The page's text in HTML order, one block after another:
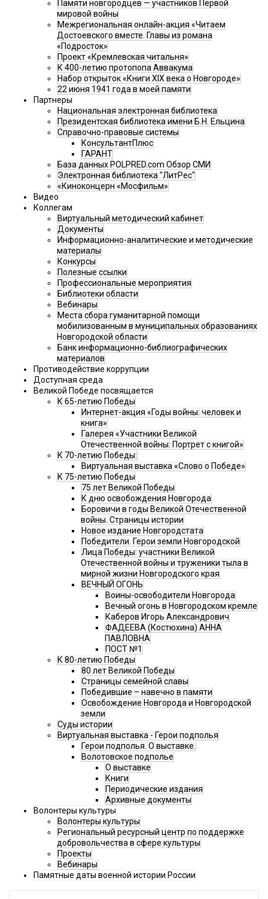
Памяти новгородцев — участников Первой
мировой войны
Межрегиональная онлайн-акция «Читаем
Достоевского вместе. Главы из романа
«Подросток»
Проект «Кремлевская читальня»
К 400-летию протопопа Аввакума
Набор открыток «Книги XIX века о Новгороде»
22 июня 1941 года в моей памяти
Партнеры
Национальная электронная библиотека
Президентская библиотека имени Б.Н. Ельцина
Справочно-правовые системы
КонсультантПлюс
ГАРАНТ
База данных POLPRED.com Обзор СМИ
Электронная библиотека "ЛитРес"
«Киноконцерн «Мосфильм»
Видео
Коллегам
Виртуальный методический кабинет
Документы
Информационно-аналитические и методические
материалы
Конкурсы
Полезные ссылки
Профессиональные мероприятия
Библиотеки области
Вебинары
Места сбора гуманитарной помощи
мобилизованным в муниципальных образованиях
Новгородской области
Банк информационно-библиографических
материалов
Противодействие коррупции
Доступная среда
Великой Победе посвящается
К 65-летию Победы
Интернет-акция «Годы войны: человек и
книга»
Галерея «Участники Великой
Отечественной войны: Портрет с книгой»
К 70-летию Победы:
Виртуальная выставка «Слово о Победе»
К 75-летию Победы
75 лет Великой Победы
К дню освобождения Новгорода
Боровичи в годы Великой Отечественной
войны. Страницы истории
Новое издание Новгородстата
Победители. Герои земли Новгородской
Лица Победы: участники Великой
Отечественной войны и труженики тыла в
мирной жизни Новгородского края
ВЕЧНЫЙ ОГОНЬ
Воины-освободители Новгорода
Вечный огонь в Новгородском кремле
Каберов Игорь Александрович
ФАДЕЕВА (Костюхина) АННА
ПАВЛОВНА
ПОСТ №1
К 80-летию Победы
80 лет Великой Победы
Страницы семейной славы
Победившие – навечно в памяти
Освобождение Новгорода и Новгородской
земли
Суды истории
Виртуальная выставка - Герои подполья
Герои подполья. О выставке.
Волотовское подполье
О выставке
Книги
Периодические издания
Архивные документы
Волонтеры культуры
Волонтеры культуры
Региональный ресурсный центр по поддержке
добровольчества в сфере культуры
Проекты
Вебинары
Памятные даты военной истории России